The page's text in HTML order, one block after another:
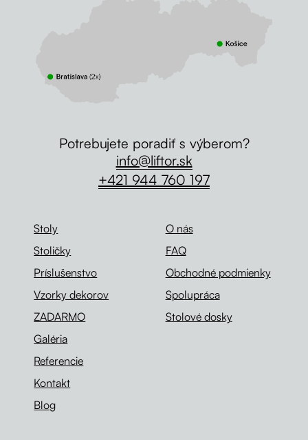
Stoly
Stoličky
Príslušenstvo
Vzorky dekorov
ZADARMO
Galéria
Referencie
Kontakt
Blog
O nás
FAQ
Obchodné podmienky
Spolupráca
Stolové dosky
Potrebujete poradiť s výberom?
info@liftor.sk
+421 944 760 197